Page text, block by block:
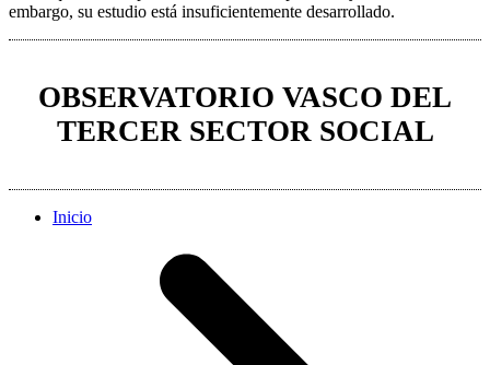
embargo, su estudio está insuficientemente desarrollado.
OBSERVATORIO VASCO DEL
TERCER SECTOR SOCIAL
Inicio